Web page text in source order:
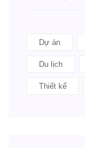
Dự án
Du lịch
Thiết kế